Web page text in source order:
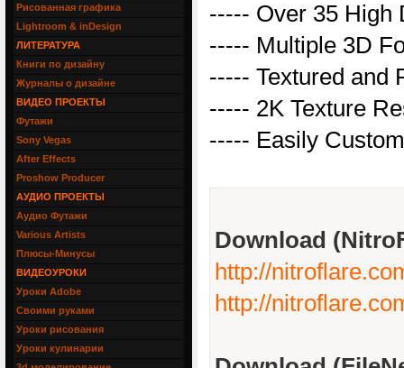
----- Over 35 High
----- Multiple 3D
----- Textured and
----- 2K Texture
----- Easily
Download
http://
http://
Рисованная графика
Lightroom & inDesign
ЛИТЕРАТУРА
Книги по дизайну
Журналы о дизайне
ВИДЕО ПРОЕКТЫ
Футажи
Sony Vegas
After Effects
Proshow Producer
АУДИО ПРОЕКТЫ
Аудио Футажи
Various Artists
Плюсы-Минусы
ВИДЕОУРОКИ
Уроки Adobe
Своими руками
Уроки рисования
Уроки кулинарии